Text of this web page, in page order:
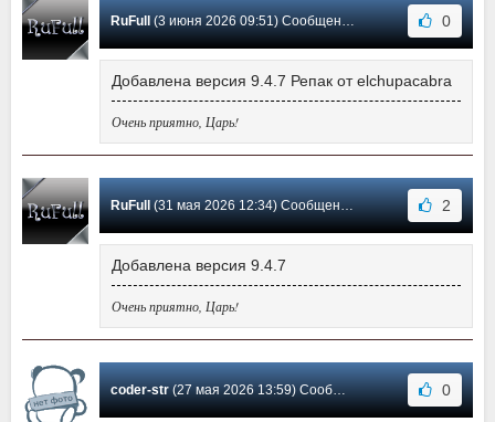
RuFull (3 июня 2026 09:51) Сообщение #293 0
Добавлена версия 9.4.7 Репак от elchupacabra
Очень приятно, Царь!
RuFull (31 мая 2026 12:34) Сообщение #292 2
Добавлена версия 9.4.7
Очень приятно, Царь!
coder-str(27 мая 2026 13:59) Сообщение #291 0